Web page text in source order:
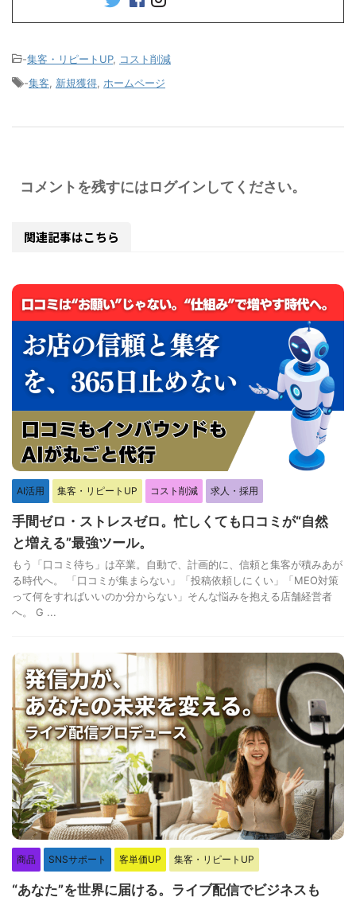
-集客・リピートUP, コスト削減
-集客 新規獲得 ホームページ
コメントを残すにはログインしてください。
関連記事はこちら
AI活用 集客・リピートUP コスト削減 求人・採用
手間ゼロ・ストレスゼロ。忙しくても口コミが“自然
と増える”最強ツール。
もう「口コミ待ち」は卒業。自動で、計画的に、信頼と集客が積みあが
る時代へ。 「口コミが集まらない」「投稿依頼しにくい」「MEO対策
って何をすればいいのか分からない」そんな悩みを抱える店舗経営者
へ。 G ...
商品 SNSサポート 客単価UP 集客・リピートUP
“あなた”を世界に届ける。ライブ配信でビジネスも